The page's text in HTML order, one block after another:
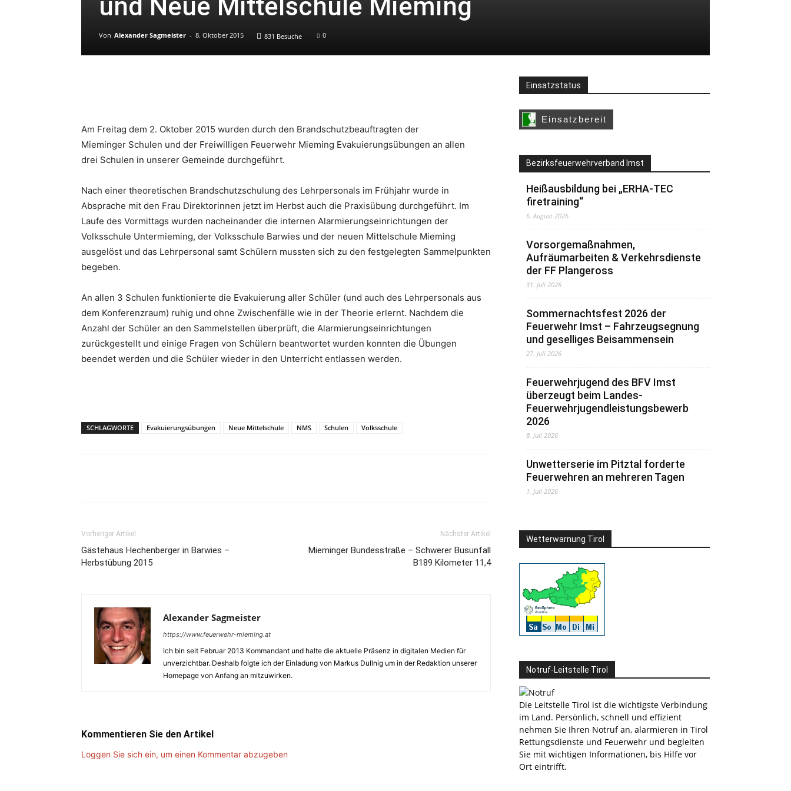
und Neue Mittelschule Mieming
Von Alexander Sagmeister - 8. Oktober 2015 831 Besuche 0
Am Freitag dem 2. Oktober 2015 wurden durch den Brandschutzbeauftragten der
Mieminger Schulen und der Freiwilligen Feuerwehr Mieming Evakuierungsübungen an allen
drei Schulen in unserer Gemeinde durchgeführt.
Nach einer theoretischen Brandschutzschulung des Lehrpersonals im Frühjahr wurde in
Absprache mit den Frau Direktorinnen jetzt im Herbst auch die Praxisübung durchgeführt. Im
Laufe des Vormittags wurden nacheinander die internen Alarmierungseinrichtungen der
Volksschule Untermieming, der Volksschule Barwies und der neuen Mittelschule Mieming
ausgelöst und das Lehrpersonal samt Schülern mussten sich zu den festgelegten Sammelpunkten
begeben.
An allen 3 Schulen funktionierte die Evakuierung aller Schüler (und auch des Lehrpersonals aus
dem Konferenzraum) ruhig und ohne Zwischenfälle wie in der Theorie erlernt. Nachdem die
Anzahl der Schüler an den Sammelstellen überprüft, die Alarmierungseinrichtungen
zurückgestellt und einige Fragen von Schülern beantwortet wurden konnten die Übungen
beendet werden und die Schüler wieder in den Unterricht entlassen werden.
SCHLAGWORTE Evakuierungsübungen Neue Mittelschule NMS Schulen Volksschule
Vorheriger Artikel
Gästehaus Hechenberger in Barwies –
Herbstübung 2015
Nächster Artikel
Mieminger Bundesstraße – Schwerer Busunfall
B189 Kilometer 11,4
Alexander Sagmeister
https://www.feuerwehr-mieming.at
Ich bin seit Februar 2013 Kommandant und halte die aktuelle Präsenz in digitalen Medien für
unverzichtbar. Deshalb folgte ich der Einladung von Markus Dullnig um in der Redaktion unserer
Homepage von Anfang an mitzuwirken.
Kommentieren Sie den Artikel
Loggen Sie sich ein, um einen Kommentar abzugeben
Einsatzstatus
Bezirksfeuerwehrverband Imst
Heißausbildung bei „ERHA-TEC
firetraining“
6. August 2026
Vorsorgemaßnahmen,
Aufräumarbeiten & Verkehrsdienste
der FF Plangeross
31. Juli 2026
Sommernachtsfest 2026 der
Feuerwehr Imst – Fahrzeugsegnung
und geselliges Beisammensein
27. Juli 2026
Feuerwehrjugend des BFV Imst
überzeugt beim Landes-
Feuerwehrjugendleistungsbewerb
2026
8. Juli 2026
Unwetterserie im Pitztal forderte
Feuerwehren an mehreren Tagen
1. Juli 2026
Wetterwarnung Tirol
Notruf-Leitstelle Tirol
Die Leitstelle Tirol ist die wichtigste Verbindung
im Land. Persönlich, schnell und effizient
nehmen Sie Ihren Notruf an, alarmieren in Tirol
Rettungsdienste und Feuerwehr und begleiten
Sie mit wichtigen Informationen, bis Hilfe vor
Ort eintrifft.